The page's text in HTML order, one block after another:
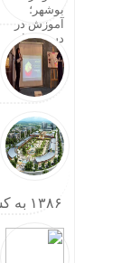
۱۳۸۶ به کشور آسیب زد